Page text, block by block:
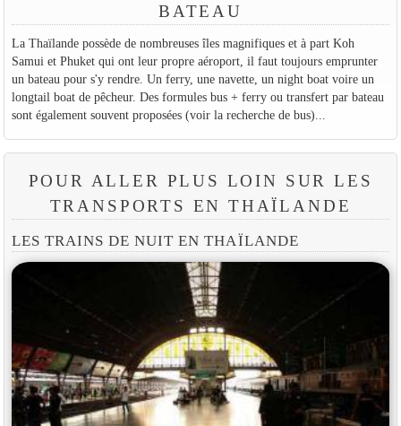
BATEAU
La Thaïlande possède de nombreuses îles magnifiques et à part Koh
Samui et Phuket qui ont leur propre aéroport, il faut toujours emprunter
un bateau pour s'y rendre. Un ferry, une navette, un night boat voire un
longtail boat de pêcheur. Des formules bus + ferry ou transfert par bateau
sont également souvent proposées (voir la recherche de bus)...
POUR ALLER PLUS LOIN SUR LES
TRANSPORTS EN THAÏLANDE
LES TRAINS DE NUIT EN THAÏLANDE